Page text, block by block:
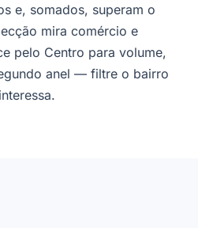
e, somados, superam o
mira comércio e
pelo Centro para volume,
anel — filtre o bairro